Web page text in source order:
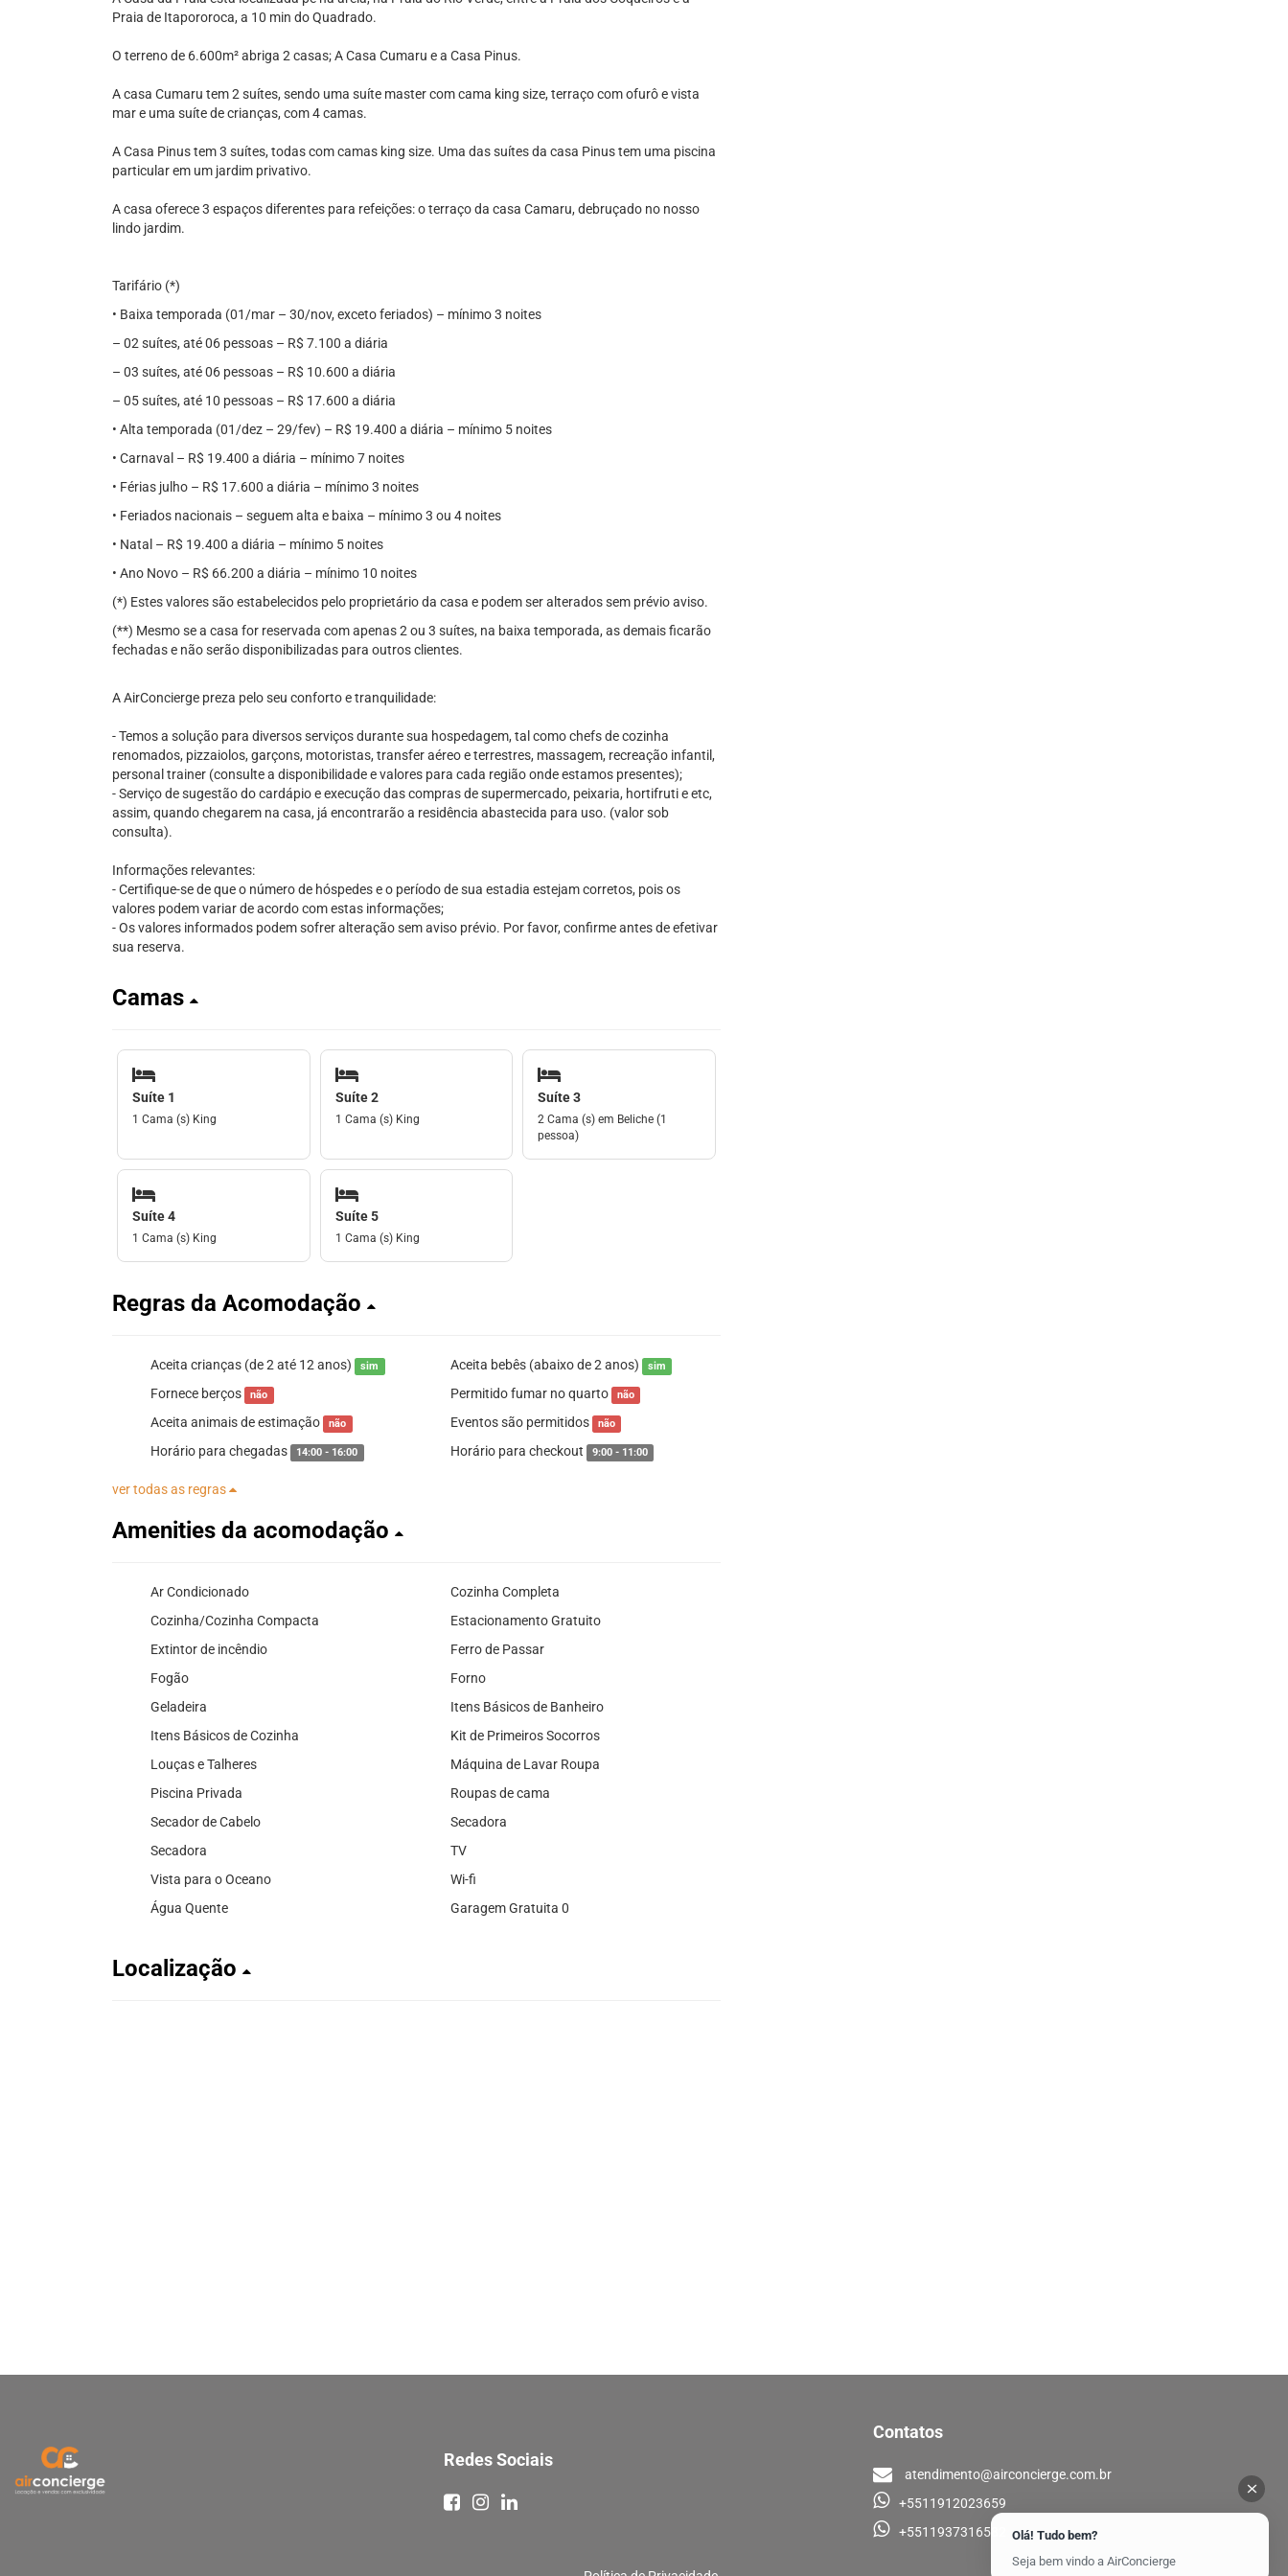
Praia de Itapororoca, a 10 min do Quadrado.
O terreno de 6.600m² abriga 2 casas; A Casa Cumaru e a Casa Pinus.
A casa Cumaru tem 2 suítes, sendo uma suíte master com cama king size, terraço com ofurô e vista
mar e uma suíte de crianças, com 4 camas.
A Casa Pinus tem 3 suítes, todas com camas king size. Uma das suítes da casa Pinus tem uma piscina
particular em um jardim privativo.
A casa oferece 3 espaços diferentes para refeições: o terraço da casa Camaru, debruçado no nosso
lindo jardim.
Tarifário (*)
• Baixa temporada (01/mar – 30/nov, exceto feriados) – mínimo 3 noites
– 02 suítes, até 06 pessoas – R$ 7.100 a diária
– 03 suítes, até 06 pessoas – R$ 10.600 a diária
– 05 suítes, até 10 pessoas – R$ 17.600 a diária
• Alta temporada (01/dez – 29/fev) – R$ 19.400 a diária – mínimo 5 noites
• Carnaval – R$ 19.400 a diária – mínimo 7 noites
• Férias julho – R$ 17.600 a diária – mínimo 3 noites
• Feriados nacionais – seguem alta e baixa – mínimo 3 ou 4 noites
• Natal – R$ 19.400 a diária – mínimo 5 noites
• Ano Novo – R$ 66.200 a diária – mínimo 10 noites
(*) Estes valores são estabelecidos pelo proprietário da casa e podem ser alterados sem prévio aviso.
(**) Mesmo se a casa for reservada com apenas 2 ou 3 suítes, na baixa temporada, as demais ficarão
fechadas e não serão disponibilizadas para outros clientes.
A AirConcierge preza pelo seu conforto e tranquilidade:
- Temos a solução para diversos serviços durante sua hospedagem, tal como chefs de cozinha
renomados, pizzaiolos, garçons, motoristas, transfer aéreo e terrestres, massagem, recreação infantil,
personal trainer (consulte a disponibilidade e valores para cada região onde estamos presentes);
- Serviço de sugestão do cardápio e execução das compras de supermercado, peixaria, hortifruti e etc,
assim, quando chegarem na casa, já encontrarão a residência abastecida para uso. (valor sob
consulta).
Informações relevantes:
- Certifique-se de que o número de hóspedes e o período de sua estadia estejam corretos, pois os
valores podem variar de acordo com estas informações;
- Os valores informados podem sofrer alteração sem aviso prévio. Por favor, confirme antes de efetivar
sua reserva.
Camas
Suíte 1
1 Cama (s) King
Suíte 2
1 Cama (s) King
Suíte 3
2 Cama (s) em Beliche (1
pessoa)
Suíte 4
1 Cama (s) King
Suíte 5
1 Cama (s) King
Regras da Acomodação
Aceita crianças (de 2 até 12 anos) sim Aceita bebês (abaixo de 2 anos) sim
Fornece berços não Permitido fumar no quarto não
Aceita animais de estimação não Eventos são permitidos não
Horário para chegadas 14:00 - 16:00 Horário para checkout 9:00 - 11:00
ver todas as regras
Amenities da acomodação
Ar Condicionado
Cozinha Completa
Cozinha/Cozinha Compacta
Estacionamento Gratuito
Extintor de incêndio
Ferro de Passar
Fogão
Forno
Geladeira
Itens Básicos de Banheiro
Itens Básicos de Cozinha
Kit de Primeiros Socorros
Louças e Talheres
Máquina de Lavar Roupa
Piscina Privada
Roupas de cama
Secador de Cabelo
Secadora
Secadora
TV
Vista para o Oceano
Wi-fi
Água Quente
Garagem Gratuita 0
Localização
Redes Sociais
Contatos
atendimento@airconcierge.com.br
+5511912023659
+5511937316582
Olá! Tudo bem?
Seja bem vindo a AirConcierge